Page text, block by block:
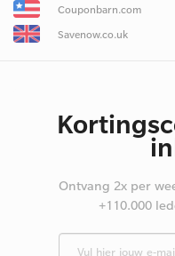
Couponbarn.com
Savenow.co.uk
Ontvang 2x per
+110.000